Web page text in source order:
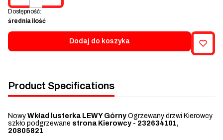
Dostępność:
średnia ilość
Dodaj do koszyka
Product Specifications
Nowy Wkład lusterka LEWY Górny Ogrzewany drzwi Kierowcy
szkło podgrzewane strona Kierowcy - 232634101,
20805821